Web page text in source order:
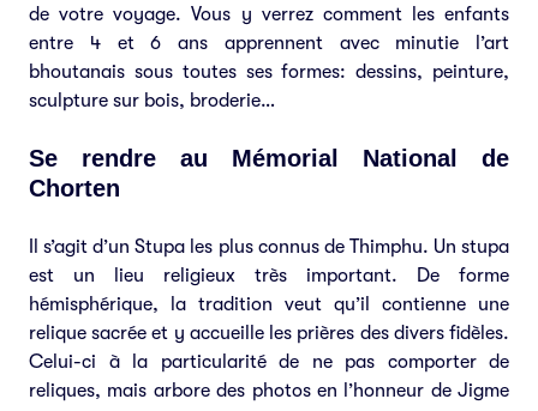
de votre voyage. Vous y verrez comment les enfants
entre 4 et 6 ans apprennent avec minutie l’art
bhoutanais sous toutes ses formes: dessins, peinture,
sculpture sur bois, broderie…
Se rendre au Mémorial National de
Chorten
Il s’agit d’un Stupa les plus connus de Thimphu. Un stupa
est un lieu religieux très important. De forme
hémisphérique, la tradition veut qu’il contienne une
relique sacrée et y accueille les prières des divers fidèles.
Celui-ci à la particularité de ne pas comporter de
reliques, mais arbore des photos en l’honneur de Jigme